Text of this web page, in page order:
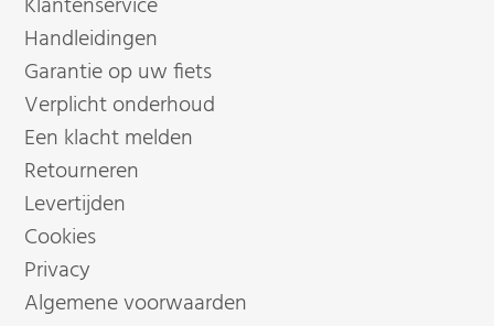
Handleidingen
Garantie op uw fiets
Verplicht onderhoud
Een klacht melden
Retourneren
Levertijden
Cookies
Privacy
Algemene voorwaarden